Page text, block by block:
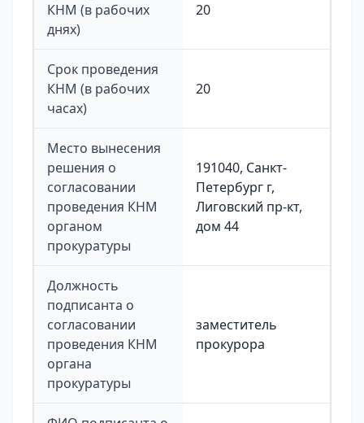
КНМ (в рабочих
днях)
20
Срок проведения
КНМ (в рабочих
часах)
20
Место вынесения
решения о
согласовании
проведения КНМ
органом
прокуратуры
191040, Санкт-
Петербург г,
Лиговский пр-кт,
дом 44
Должность
подписанта о
согласовании
проведения КНМ
органа
прокуратуры
заместитель
прокурора